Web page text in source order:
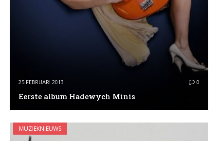
25 FEBRUARI 2013 0
Eerste album Hadewych Minis
MUZIEKNIEUWS